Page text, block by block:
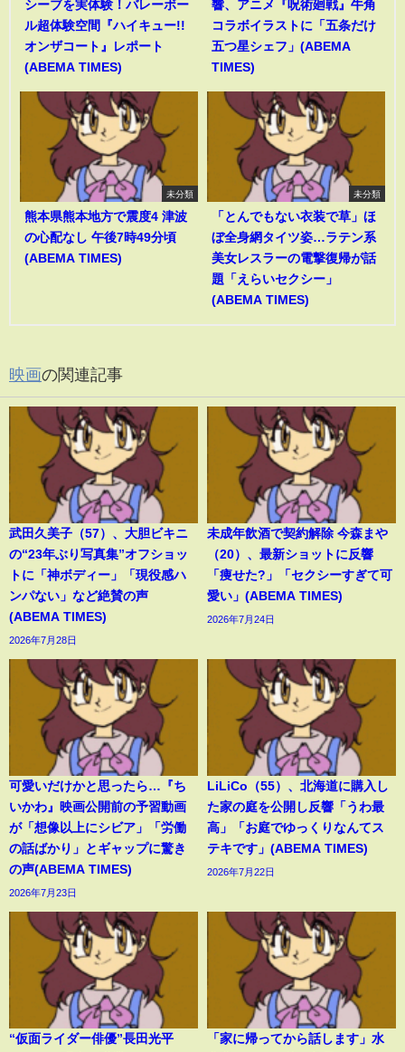
シーブを実体験！バレーボー
ル超体験空間『ハイキュー!!
オンザコート』レポート
(ABEMA TIMES)
響、アニメ『呪術廻戦』牛角
コラボイラストに「五条だけ
五つ星シェフ」(ABEMA
TIMES)
未分類
熊本県熊本地方で震度4 津波
の心配なし 午後7時49分頃
(ABEMA TIMES)
未分類
「とんでもない衣装で草」ほ
ぼ全身網タイツ姿…ラテン系
美女レスラーの電撃復帰が話
題「えらいセクシー」
(ABEMA TIMES)
映画の関連記事
武田久美子（57）、大胆ビキニ
の“23年ぶり写真集”オフショッ
トに「神ボディー」「現役感ハ
ンパない」など絶賛の声
(ABEMA TIMES)
2026年7月28日
未成年飲酒で契約解除 今森まや
（20）、最新ショットに反響
「痩せた?」「セクシーすぎて可
愛い」(ABEMA TIMES)
2026年7月24日
可愛いだけかと思ったら…『ち
いかわ』映画公開前の予習動画
が「想像以上にシビア」「労働
の話ばかり」とギャップに驚き
の声(ABEMA TIMES)
2026年7月23日
LiLiCo（55）、北海道に購入し
た家の庭を公開し反響「うわ最
高」「お庭でゆっくりなんてス
テキです」(ABEMA TIMES)
2026年7月22日
“仮面ライダー俳優”長田光平
「家に帰ってから話します」水